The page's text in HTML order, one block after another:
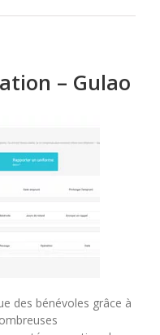
– Gulao
des bénévoles grâce à